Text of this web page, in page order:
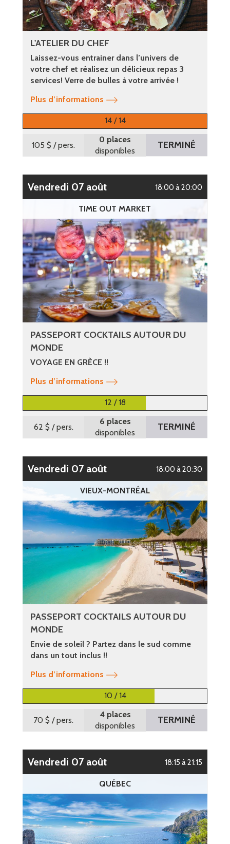
L'ATELIER DU CHEF
Laissez-vous entrainer dans l’univers de
votre chef et réalisez un délicieux repas 3
services! Verre de bulles à votre arrivée !
Plus d’informations
14 / 14
105 $ / pers.
0 places
disponibles
TERMINÉ
vendredi 07 août 18:00 à 20:00
TIME OUT MARKET
PASSEPORT COCKTAILS AUTOUR DU
MONDE
VOYAGE EN GRÈCE !!
Plus d’informations
12 / 18
62 $ / pers.
6 places
disponibles
TERMINÉ
vendredi 07 août 18:00 à 20:30
VIEUX-MONTRÉAL
PASSEPORT COCKTAILS AUTOUR DU
MONDE
Envie de soleil ? Partez dans le sud comme
dans un tout inclus !!
Plus d’informations
10 / 14
70 $ / pers.
4 places
disponibles
TERMINÉ
vendredi 07 août 18:15 à 21:15
QUÉBEC